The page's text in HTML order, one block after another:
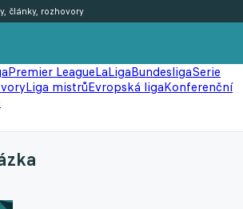
Premier LeagueLaLigaBundesligaSerie
Liga mistrůEvropská ligaKonferenční
články, rozhovory